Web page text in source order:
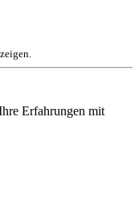
Erfahrungen mit